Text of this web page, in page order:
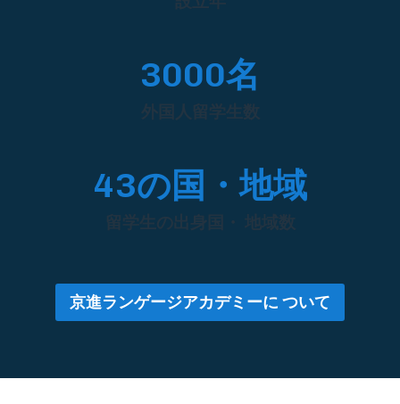
3000名
外国人留学生数
43の国・地域
留学生の出身国・ 地域数
京進ランゲージアカデミーに ついて